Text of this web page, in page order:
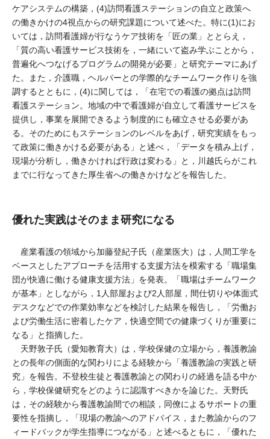
ケアシステムの構築，(4)訪問看護ステーションの自立と政策へ
の働きかけの4視点からの研究課題について述べた。特に(1)にお
いては，訪問看護婦が行なうケア技術を「匠の業」ととらえ，
「質の高い看護サービス技術を，一緒にいて盗み学ぶことから，
普遍化へつなげるプログラムの開発が必要」と研究テーマにあげ
た。また，介護職，ヘルパーとの学際的なチームワーク作りを強
調するとともに，(4)に関しては，「在宅での看護の拠点は訪問
看護ステーション。地域の中で看護婦が自立して看護サービスを
提供し，事業を展開できるよう制度的にも確立させる必要があ
る。そのためにもステーションのレベルをあげ，研究実績をもっ
て政策に働きかける必要がある」と述べ，「データを積み上げ，
現場が分析し，働きかければ行政は変わる」と，川越氏らがこれ
までに行なってきた厚生省への働きかけなどを報告した。
優れた実践はそのまま研究になる
産業看護の領域から加藤登紀子氏（産業医大）は，人間工学を
ベースとしたアプローチを活用する支援方法を模索する「職場集
団が快適に働ける健康支援方法」を発表。「職場はチームワーク
が基本」としながら，1人部屋および2人部屋，間仕切りや体面式
デスクなどでの作業効率などを検討した結果を報告し，「労働お
よび労働生活に密着したケア，快適空間での健康づくりが重要に
なる」と指摘した。
天野敦子氏（愛知教育大）は，学校保健の立場から，養護教諭
との長年の側面的な関わりによる経験から「養護教諭の実践と研
究」を報告。不登校生徒と養護教諭との関わりの経過を語る中か
ら，学校保健研究をどのように認識すべきかを論じた。天野氏
は，その経験から養護教諭間での相談，同僚によるサポートの重
要性を指摘し，「現場の教諭へのアドバイス，また教諭からのフ
ィードバックが学生指導につながる」と述べるともに，「優れた